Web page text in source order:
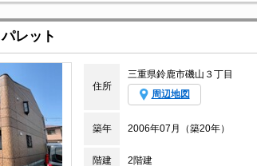
レット
住所
三重県鈴鹿市磯山３丁目
周辺地図
築年
2006年07月（築20年）
階建 2階建